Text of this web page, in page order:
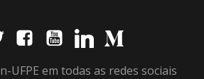
UFPE em todas as redes sociais